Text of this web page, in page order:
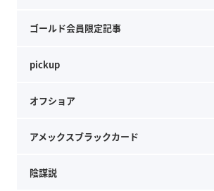
ゴールド会員限定記事
pickup
オフショア
アメックスブラックカード
陰謀説